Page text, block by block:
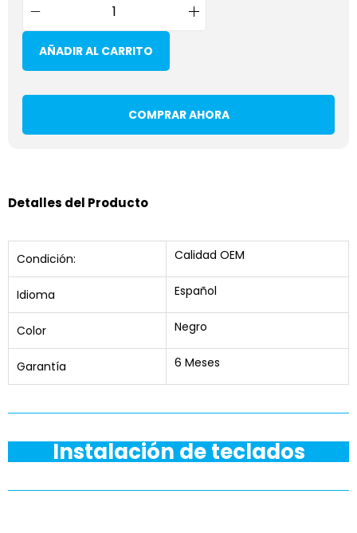
AÑADIR AL CARRITO
COMPRAR AHORA
Detalles del Producto
Condición: Calidad OEM
Idioma Español
Color Negro
Garantía 6 Meses
Instalación de teclados